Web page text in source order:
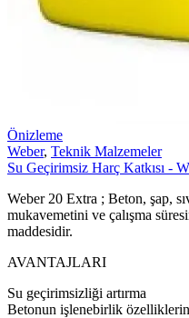
Önizleme
Weber, Teknik Malzemeler
Su Geçirimsiz Harç Katkısı -
Weber 20 Extra ; Beton, şap,
mukavemetini ve çalışma
maddesidir.
AVANTAJLARI
Su geçirimsizliği artırma
Betonun işlenebirlik